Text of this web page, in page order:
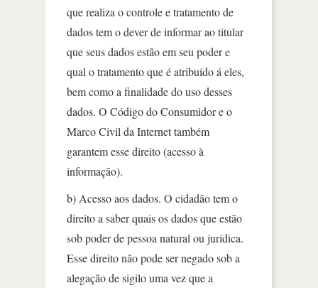
que realiza o controle e tratamento de
dados tem o dever de informar ao titular
que seus dados estão em seu poder e
qual o tratamento que é atribuído á eles,
bem como a finalidade do uso desses
dados. O Código do Consumidor e o
Marco Civil da Internet também
garantem esse direito (acesso à
informação).
b) Acesso aos dados. O cidadão tem o
direito a saber quais os dados que estão
sob poder de pessoa natural ou jurídica.
Esse direito não pode ser negado sob a
alegação de sigilo uma vez que a